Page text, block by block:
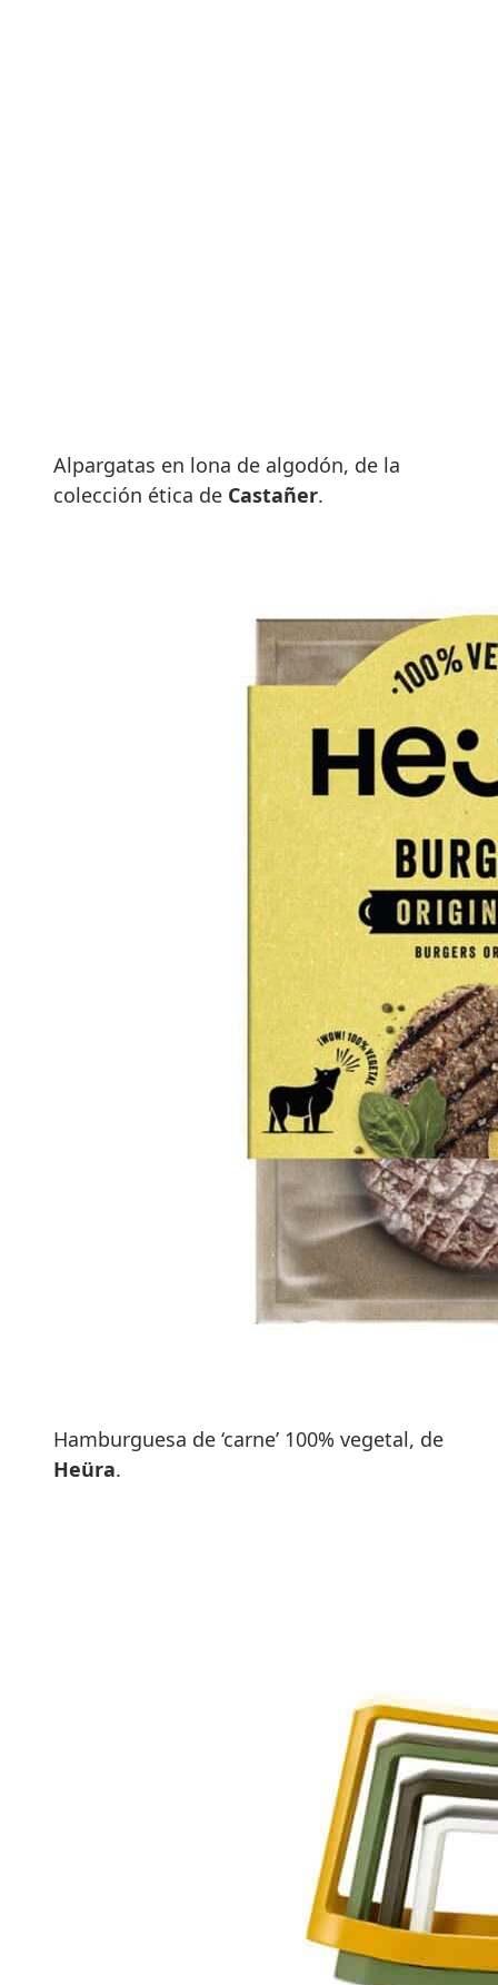
Alpargatas en lona de algodón, de la
colección ética de Castañer.
Hamburguesa de ‘carne’ 100% vegetal, de
Heüra.